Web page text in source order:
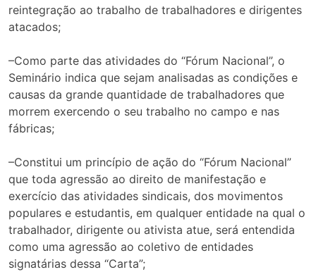
reintegração ao trabalho de trabalhadores e dirigentes
atacados;
–Como parte das atividades do “Fórum Nacional”, o
Seminário indica que sejam analisadas as condições e
causas da grande quantidade de trabalhadores que
morrem exercendo o seu trabalho no campo e nas
fábricas;
–Constitui um princípio de ação do “Fórum Nacional”
que toda agressão ao direito de manifestação e
exercício das atividades sindicais, dos movimentos
populares e estudantis, em qualquer entidade na qual o
trabalhador, dirigente ou ativista atue, será entendida
como uma agressão ao coletivo de entidades
signatárias dessa “Carta”;